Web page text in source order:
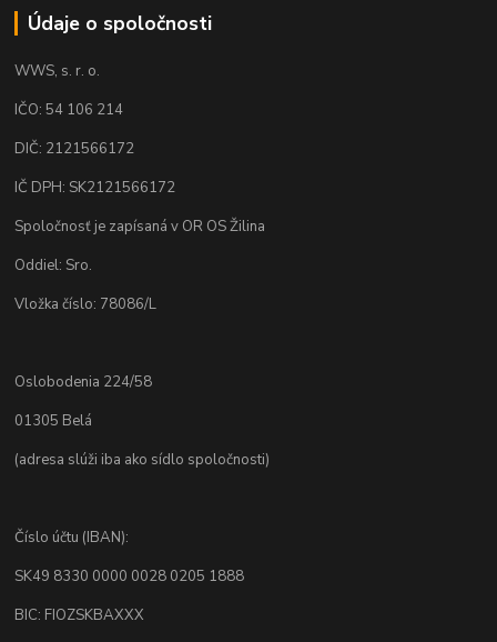
Údaje o spoločnosti
WWS, s. r. o.
IČO: 54 106 214
DIČ: 2121566172
IČ DPH: SK2121566172
Spoločnosť je zapísaná v OR OS Žilina
Oddiel: Sro.
Vložka číslo: 78086/L
Oslobodenia 224/58
01305 Belá
(adresa slúži iba ako sídlo spoločnosti)
Číslo účtu (IBAN):
SK49 8330 0000 0028 0205 1888
BIC: FIOZSKBAXXX